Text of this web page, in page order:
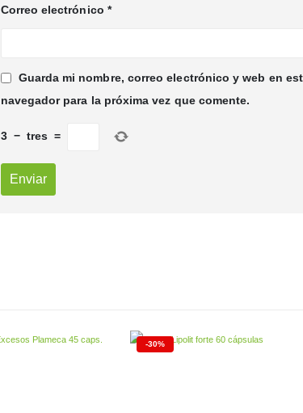
Correo electrónico *
Guarda mi nombre, correo electrónico y web en
navegador para la próxima vez que comente.
3 − tres =
-30%